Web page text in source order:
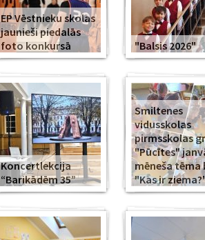
EP Vēstnieku skolas
jaunieši piedalās
foto konkursā
"Balsis 2026"
Koncertlekcija
“Barikādēm 35”
Smiltenes
vidusskolas
pirmsskolas
"Pūcītes"
mēneša tēma
"Kas ir